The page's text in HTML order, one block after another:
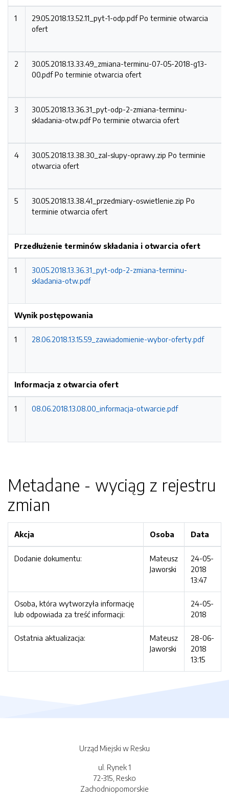
1 29.05.2018.13.52.11_pyt-1-odp.pdfPo terminie otwarcia
ofert
2
30.05.2018.13.33.49_zmiana-terminu-07-05-2018-g13-
00.pdfPo terminie otwarcia ofert
3
30.05.2018.13.36.31_pyt-odp-2-zmiana-terminu-
skladania-otw.pdfPo terminie otwarcia ofert
4 30.05.2018.13.38.30_zal-slupy-oprawy.zip Po terminie
otwarcia ofert
5 30.05.2018.13.38.41_przedmiary-oswietlenie.zip Po
terminie otwarcia ofert
Przedłużenie terminów składania i otwarcia ofert
1
30.05.2018.13.36.31_pyt-odp-2-zmiana-terminu-
skladania-otw.pdf
Wynik postępowania
1 28.06.2018.13.15.59_zawiadomienie-wybor-oferty.pdf
Informacja z otwarcia ofert
1 08.06.2018.13.08.00_informacja-otwarcie.pdf
Metadane - wyciąg z rejestru
zmian
Akcja Osoba Data
Dodanie dokumentu:
Mateusz
Jaworski
24-05-
2018
13:47
Osoba, która wytworzyła informację
lub odpowiada za treść informacji:
24-05-
2018
Ostatnia aktualizacja:
Mateusz
Jaworski
28-06-
2018
13:15
Urząd Miejski w Resku
ul. Rynek 1
72-315, Resko
Zachodniopomorskie